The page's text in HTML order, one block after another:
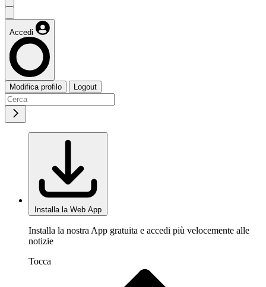
Accedi
Modifica profilo Logout
Installa la Web App
Installa la nostra App gratuita e accedi più velocemente alle
notizie
Tocca